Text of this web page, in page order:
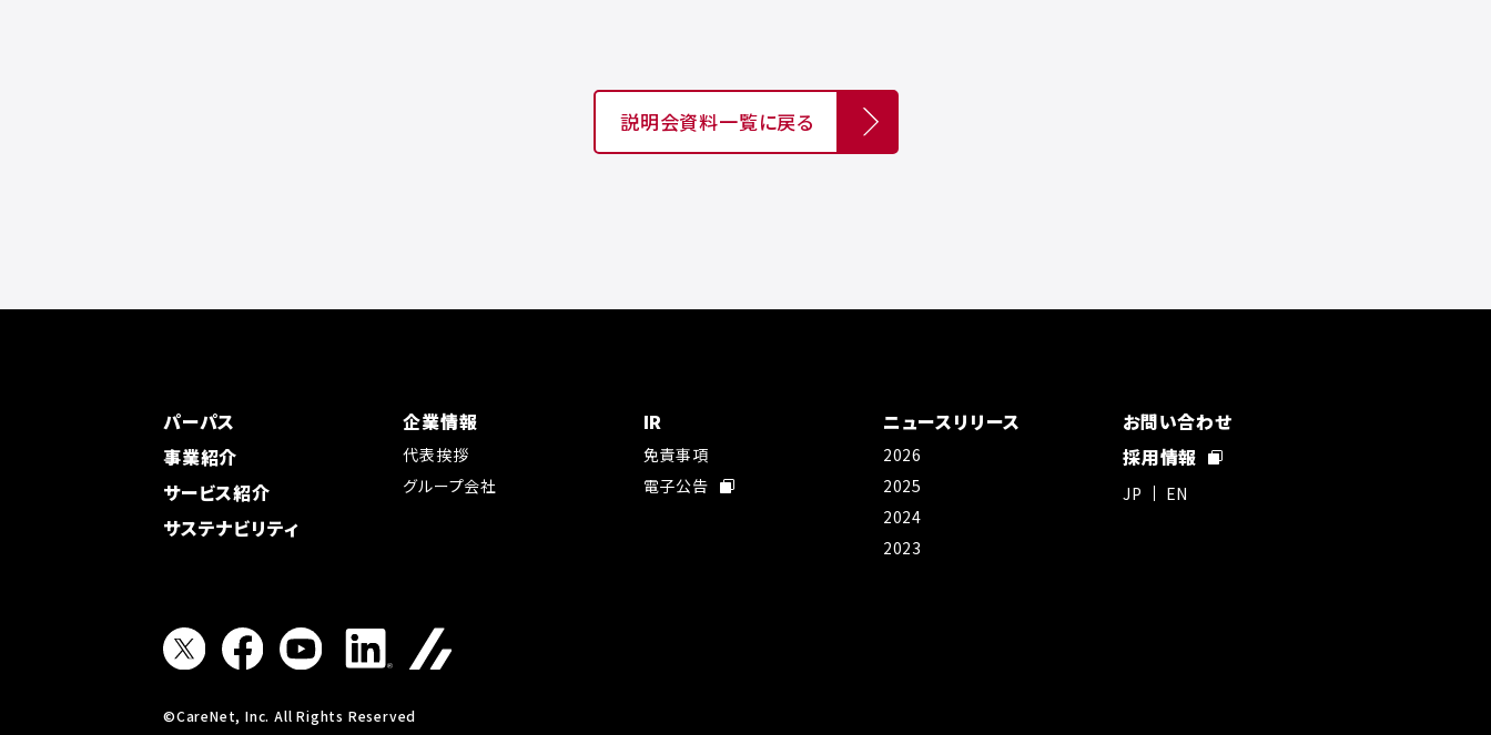
説明会資料一覧に戻る
パーパス
事業紹介
サービス紹介
サステナビリティ
企業情報
代表挨拶
グループ会社
IR
免責事項
電子公告
ニュースリリース
2026
2025
2024
2023
お問い合わせ
採用情報
JP EN
©CareNet, Inc. All Rights Reserved